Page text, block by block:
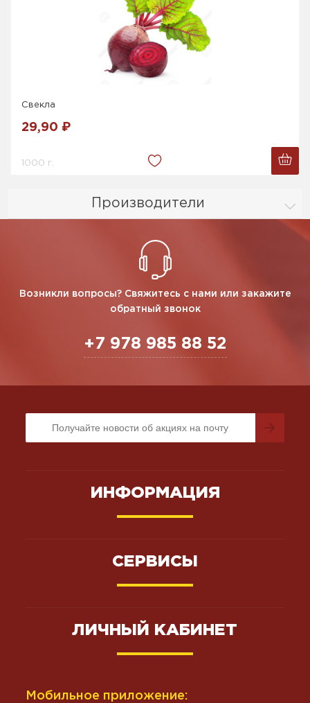
Производители
Свекла
29,90 ₽
1000 г.
Возникли вопросы? Свяжитесь с нами или закажите
обратный звонок
+7 978 985 88 52
ИНФОРМАЦИЯ
СЕРВИСЫ
ЛИЧНЫЙ КАБИНЕТ
Мобильное приложение: